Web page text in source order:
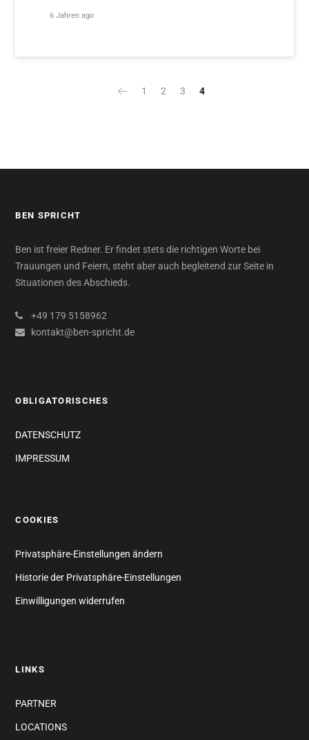
6 Jahren ago
1 2 3 4
BEN SPRICHT
Ben ist freier Redner. Er findet stets die richtigen Worte bei
Trauungen und Feiern, steht aber auch begleitend zur Seite in
Situationen des Abschieds.
+49 179 5158962
kontakt@ben-spricht.de
OBLIGATORISCHES
DATENSCHUTZ
IMPRESSUM
COOKIES
Privatsphäre-Einstellungen ändern
Historie der Privatsphäre-Einstellungen
Einwilligungen widerrufen
LINKS
PARTNER
LOCATIONS